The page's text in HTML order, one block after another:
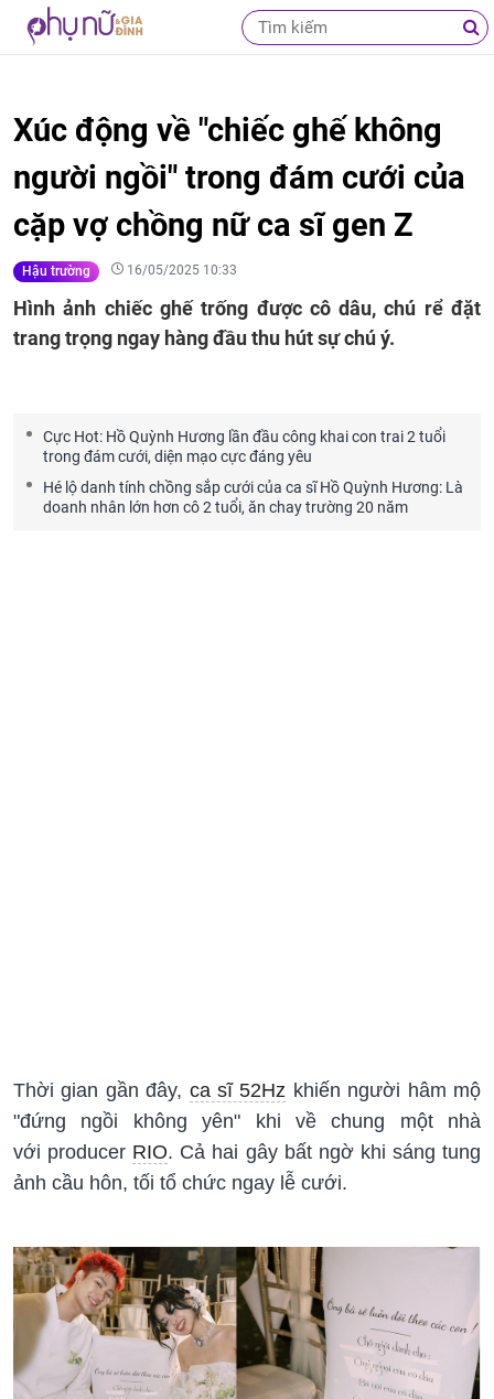
Xúc động về "chiếc ghế không
người ngồi" trong đám cưới của
cặp vợ chồng nữ ca sĩ gen Z
Hậu trường 16/05/2025 10:33
Hình ảnh chiếc ghế trống được cô dâu, chú rể đặt
trang trọng ngay hàng đầu thu hút sự chú ý.
Cực Hot: Hồ Quỳnh Hương lần đầu công khai con trai 2 tuổi
trong đám cưới, diện mạo cực đáng yêu
Hé lộ danh tính chồng sắp cưới của ca sĩ Hồ Quỳnh Hương: Là
doanh nhân lớn hơn cô 2 tuổi, ăn chay trường 20 năm
Thời gian gần đây, ca sĩ 52Hz khiến người hâm mộ
"đứng ngồi không yên" khi về chung một nhà
với producer RIO. Cả hai gây bất ngờ khi sáng tung
ảnh cầu hôn, tối tổ chức ngay lễ cưới.